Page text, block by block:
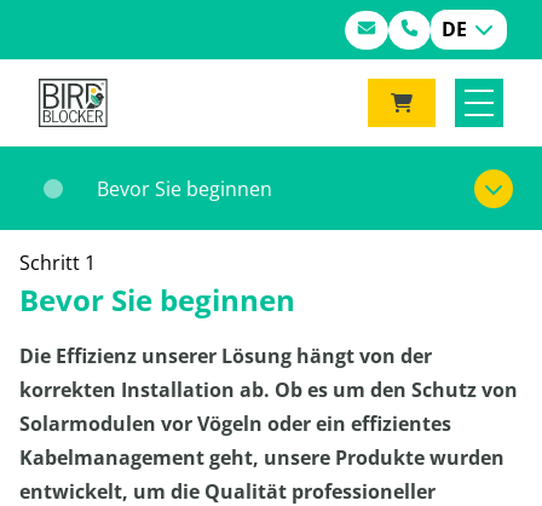
DE
Bevor Sie beginnen
Schritt 1
Bevor Sie beginnen
Die Effizienz unserer Lösung hängt von der
korrekten Installation ab. Ob es um den Schutz von
Solarmodulen vor Vögeln oder ein effizientes
Kabelmanagement geht, unsere Produkte wurden
entwickelt, um die Qualität professioneller